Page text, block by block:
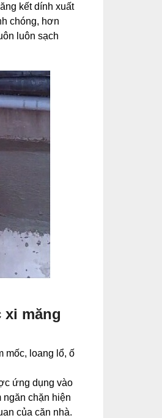
kết dính xuất
chóng, hơn
luôn sạch
măng
mốc, loang lổ, ố
ứng dụng vào
ngăn chặn hiện
của căn nhà.